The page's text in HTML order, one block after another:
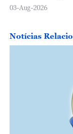
03-Aug-2026
Notícias